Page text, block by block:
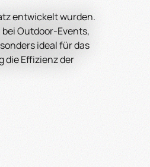
entwickelt wurden.
Outdoor-Events,
ideal für das
die Effizienz der